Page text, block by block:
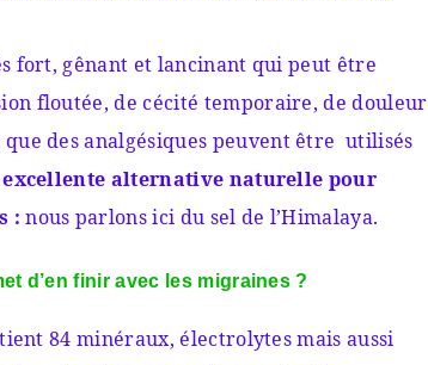
fort, gênant et lancinant qui peut être
floutée, de cécité temporaire, de douleur
des analgésiques peuvent être utilisés
alternative naturelle pour
:nous parlons ici du sel de l’Himalaya.
d’en finir avec les migraines ?
84 minéraux, électrolytes mais aussi